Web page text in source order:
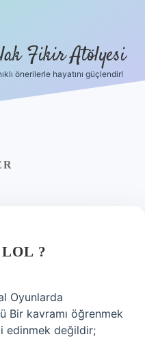
Fikir Atölyesi
önerilerle hayatını güçlendir!
?
Oyunlarda
Bir kavramı öğrenmek
edinmek değildir;